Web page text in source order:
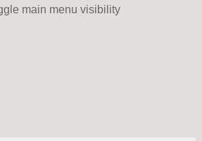
main menu visibility